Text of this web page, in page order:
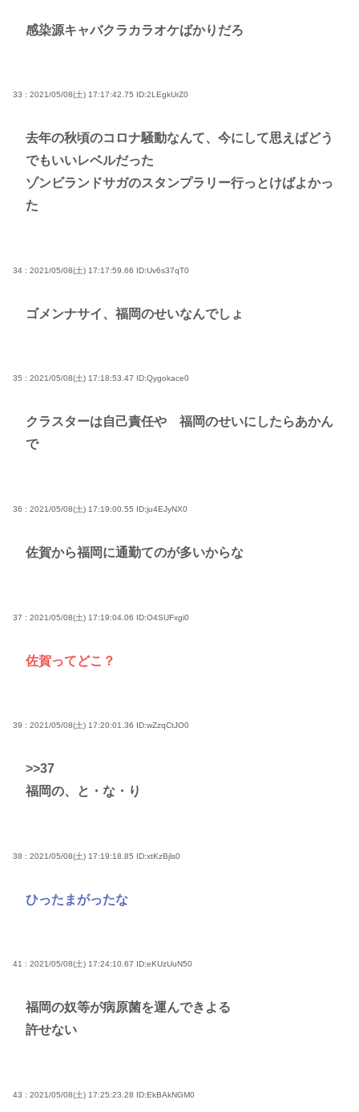
感染源キャバクラカラオケばかりだろ
33 : 2021/05/08(土) 17:17:42.75 ID:2LEgkUrZ0
去年の秋頃のコロナ騒動なんて、今にして思えばどう
でもいいレベルだった
ゾンビランドサガのスタンプラリー行っとけばよかっ
た
34 : 2021/05/08(土) 17:17:59.66 ID:Uv6s37qT0
ゴメンナサイ、福岡のせいなんでしょ
35 : 2021/05/08(土) 17:18:53.47 ID:Qygokace0
クラスターは自己責任や 福岡のせいにしたらあかん
で
36 : 2021/05/08(土) 17:19:00.55 ID:ju4EJyNX0
佐賀から福岡に通勤てのが多いからな
37 : 2021/05/08(土) 17:19:04.06 ID:O4SUFxgi0
佐賀ってどこ？
39 : 2021/05/08(土) 17:20:01.36 ID:wZzqCtJO0
>>37
福岡の、と・な・り
38 : 2021/05/08(土) 17:19:18.85 ID:xtKzBjls0
ひったまがったな
41 : 2021/05/08(土) 17:24:10.67 ID:eKUzUuN50
福岡の奴等が病原菌を運んできよる
許せない
43 : 2021/05/08(土) 17:25:23.28 ID:EkBAkNGM0